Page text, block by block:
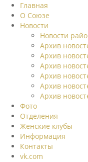
Главная
О Союзе
Новости
Новости
Архив
Архив
Архив
Архив
Архив
Архив
Фото
Отделения
Женские клубы
Информация
Контакты
vk.com